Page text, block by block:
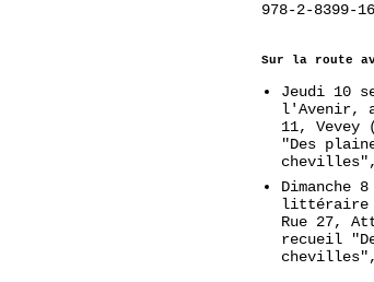
978-2-8399-
Sur la route
Jeudi 10
l'Avenir,
11, Vevey
"Des
chevilles",
Dimanche
littéraire
Rue 27,
recueil
chevilles",